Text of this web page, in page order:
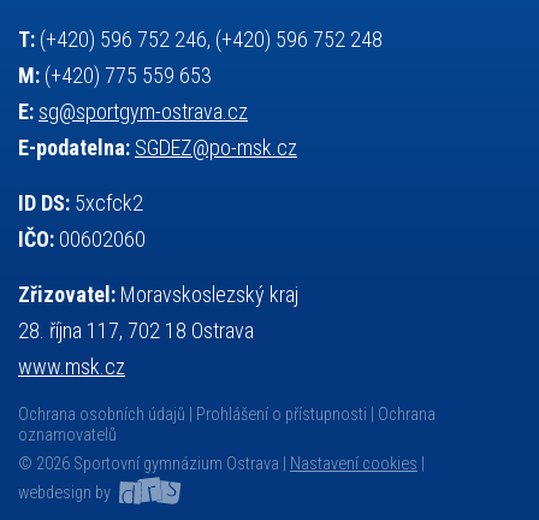
T: (+420) 596 752 246, (+420) 596 752 248
M: (+420) 775 559 653
E: sg@sportgym-ostrava.cz
E-podatelna: SGDEZ@po-msk.cz
ID DS: 5xcfck2
IČO: 00602060
Zřizovatel: Moravskoslezský kraj
28. října 117, 702 18 Ostrava
www.msk.cz
Ochrana osobních údajů Prohlášení o přístupnosti
Ochrana
oznamovatelů
© 2026 Sportovní gymnázium Ostrava |
Nastavení cookies
webdesign by